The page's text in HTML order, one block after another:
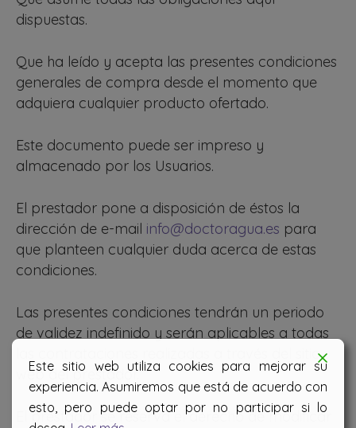
dispuestas.
Que ha leído y acepta las presentes condiciones
generales de compra desde el momento que
adquiera cualquier producto ofertado.
Este documento puede ser impreso y
almacenado por los Usuarios.
El prestador pone a disposición de éstos la
dirección de e-mail info@doctoragua.es para
que planteen cualquier duda acerca de estas
condiciones.
Las presentes condiciones tendrán un periodo
de validez indefinido y serán aplicables a todas
las contrataciones realizadas a través del sitio
web del prestador.
El prestador se reserva el derecho de modificar
Este sitio web utiliza cookies para mejorar su
experiencia. Asumiremos que está de acuerdo con
esto, pero puede optar por no participar si lo